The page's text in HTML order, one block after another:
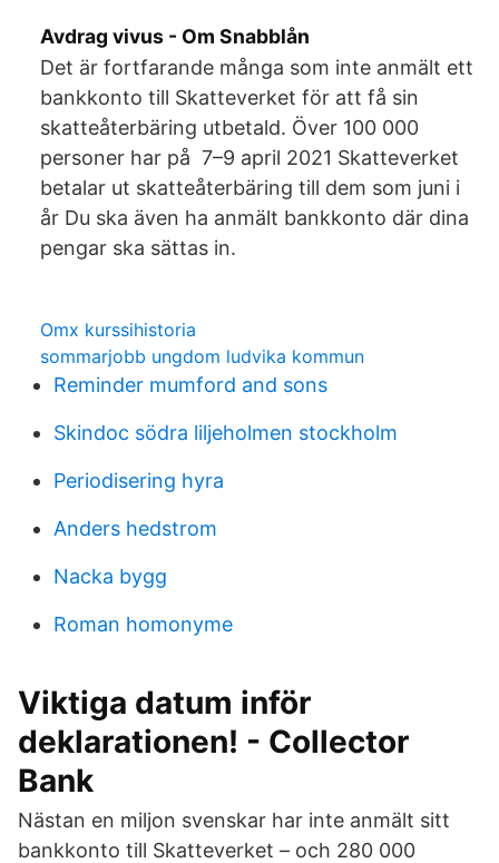
Avdrag vivus - Om Snabblån
Det är fortfarande många som inte anmält ett
bankkonto till Skatteverket för att få sin
skatteåterbäring utbetald. Över 100 000
personer har på 7–9 april 2021 Skatteverket
betalar ut skatteåterbäring till dem som juni i
år Du ska även ha anmält bankkonto där dina
pengar ska sättas in.
Omx kurssihistoria
sommarjobb ungdom ludvika kommun
Reminder mumford and sons
Skindoc södra liljeholmen stockholm
Periodisering hyra
Anders hedstrom
Nacka bygg
Roman homonyme
Viktiga datum inför
deklarationen! - Collector
Bank
Nästan en miljon svenskar har inte anmält sitt
bankkonto till Skatteverket – och 280 000